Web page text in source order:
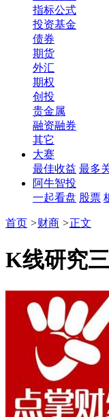
指标公式
投资基金
债券
期货
外汇
期权
创投
贵金属
融资融券
其它
大赛
最佳收益 最多
阿牛智投
一起看盘 股票
首页 >财商 >正文
K线研究